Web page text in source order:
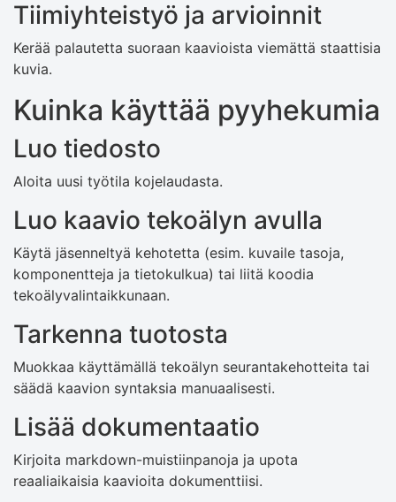
Tiimiyhteistyö ja arvioinnit
Kerää palautetta suoraan kaavioista viemättä staattisia
kuvia.
Kuinka käyttää pyyhekumia
Luo tiedosto
Aloita uusi työtila kojelaudasta.
Luo kaavio tekoälyn avulla
Käytä jäsenneltyä kehotetta (esim. kuvaile tasoja,
komponentteja ja tietokulkua) tai liitä koodia
tekoälyvalintaikkunaan.
Tarkenna tuotosta
Muokkaa käyttämällä tekoälyn seurantakehotteita tai
säädä kaavion syntaksia manuaalisesti.
Lisää dokumentaatio
Kirjoita markdown-muistiinpanoja ja upota
reaaliaikaisia ​​kaavioita dokumenttiisi.